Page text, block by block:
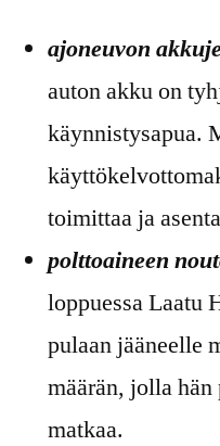
ajoneuvon
auton akku on
käynnistysapua.
toimittaa ja
polttoaineen
loppuessa Laatu
pulaan jääneelle
määrän, jolla hän
matkaa.